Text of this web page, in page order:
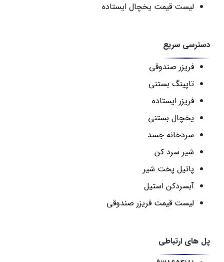
لیست قیمت یخچال ایستاده
دسترسی سریع
فریزر صندوقی
تاپینگ بستنی
فریزر ایستاده
یخچال بستنی
سردخانه جسد
شیر سرد کن
پاتیل پخت شیر
آبسردکن استیل
لیست قیمت فریزر صندوقی
پل های ارتباطی